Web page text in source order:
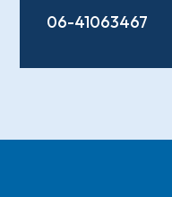
06-41063467